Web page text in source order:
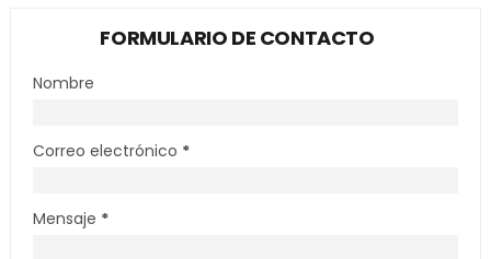
FORMULARIO DE CONTACTO
Nombre
Correo electrónico *
Mensaje *